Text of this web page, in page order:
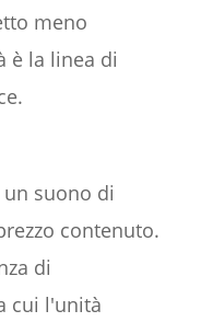
meno
è la linea di
suono di
contenuto.
di
cui l'unità